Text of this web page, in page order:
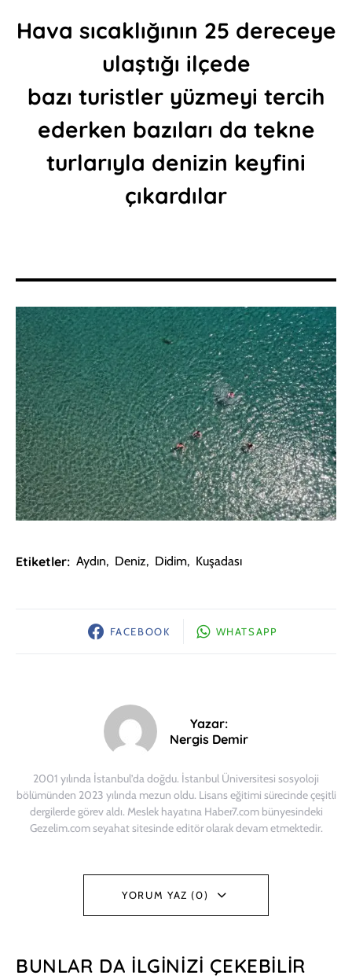
Hava sıcaklığının 25 dereceye
ulaştığı ilçede
bazı turistler yüzmeyi tercih
ederken bazıları da tekne
turlarıyla denizin keyfini
çıkardılar
Etiketler: Aydın, Deniz, Didim, Kuşadası
FACEBOOK WHATSAPP
Yazar:
Nergis Demir
2001 yılında İstanbul’da doğdu. İstanbul Üniversitesi sosyoloji
bölümünden 2023 yılında mezun oldu. Lisans eğitimi sürecinde çeşitli
dergilerde görev aldı. Meslek hayatına Haber7.com bünyesindeki
Gezelim.com seyahat sitesinde editör olarak devam etmektedir.
YORUM YAZ (0)
BUNLAR DA İLGINIZI ÇEKEBILIR